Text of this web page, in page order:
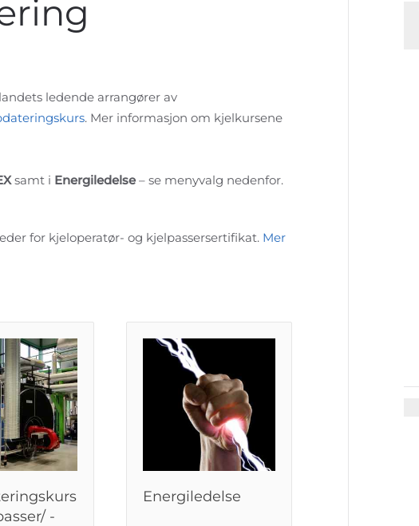
ledende arrangører av
. Mer informasjon om kjelkursene
samt i Energiledelse – se menyvalg nedenfor.
for kjeloperatør- og kjelpassersertifikat. Mer
-
Energiledelse